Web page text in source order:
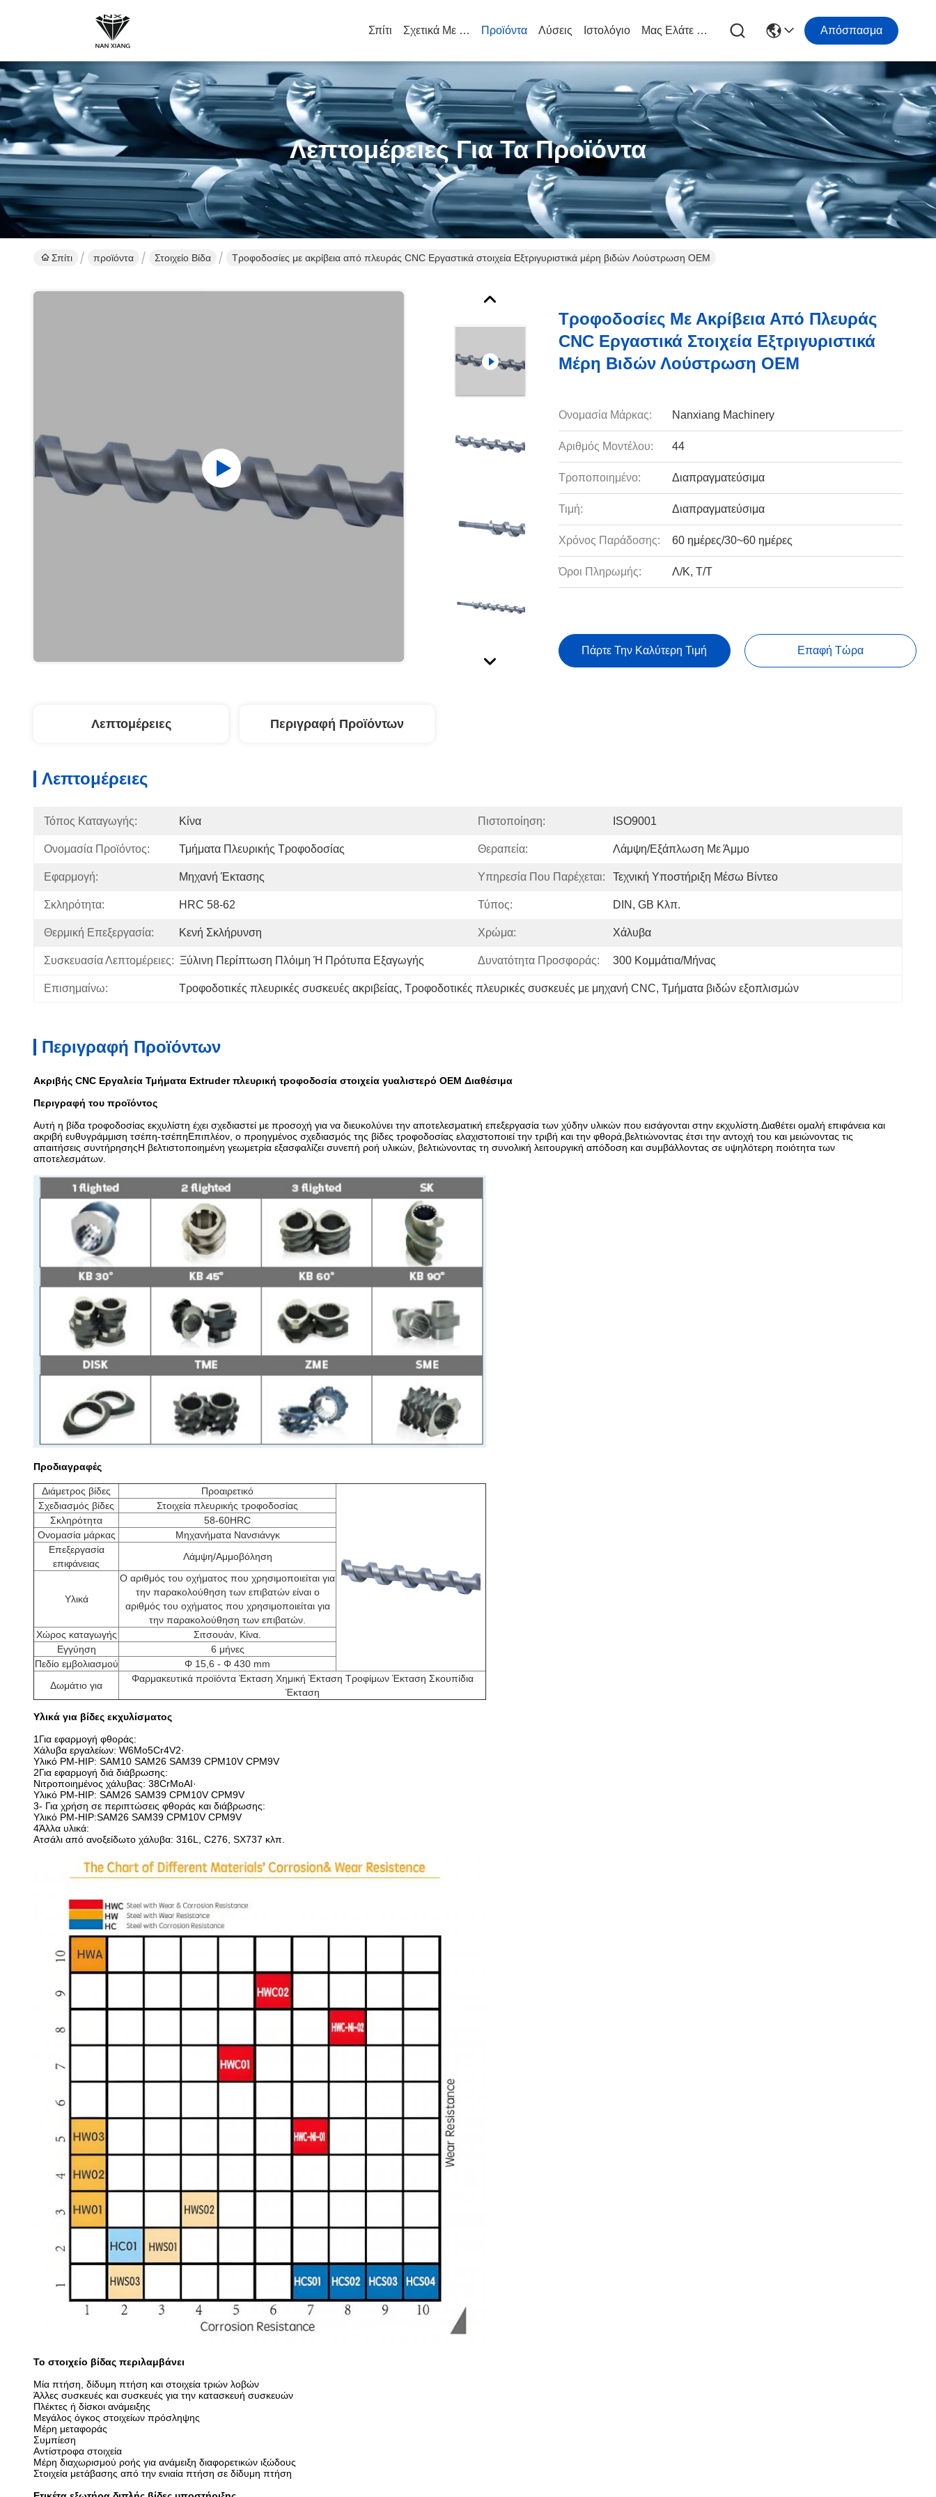
Σπίτι Σχετικά Με Εμάς Προϊόντα Λύσεις Ιστολόγιο Μας Ελάτε Σε Επαφή Με Απόσπασμα
Λεπτομέρειες Για Τα Προϊόντα
Σπίτι προϊόντα Στοιχείο Βίδα Τροφοδοσίες με ακρίβεια από πλευράς CNC Εργαστικά στοιχεία Εξτριγυριστικά μέρη βιδών Λούστρωση OEM
Τροφοδοσίες Με Ακρίβεια Από Πλευράς
CNC Εργαστικά Στοιχεία Εξτριγυριστικά
Μέρη Βιδών Λούστρωση OEM
Ονομασία Μάρκας: Nanxiang Machinery
Αριθμός Μοντέλου: 44
Τροποποιημένο: Διαπραγματεύσιμα
Τιμή: Διαπραγματεύσιμα
Χρόνος Παράδοσης: 60 ημέρες/30~60 ημέρες
Όροι Πληρωμής: Λ/Κ, Τ/Τ
Πάρτε Την Καλύτερη Τιμή Επαφή Τώρα
Λεπτομέρειες Περιγραφή Προϊόντων
Λεπτομέρειες
Τόπος Καταγωγής: Κίνα Πιστοποίηση: ISO9001
Ονομασία Προϊόντος: Τμήματα Πλευρικής Τροφοδοσίας Θεραπεία: Λάμψη/εξάπλωση Με Άμμο
Εφαρμογή: Μηχανή Έκτασης Υπηρεσία Που Παρέχεται: Τεχνική Υποστήριξη Μέσω Βίντεο
Σκληρότητα: HRC 58-62 Τύπος: DIN, GB Κλπ.
Θερμική Επεξεργασία: Κενή Σκλήρυνση Χρώμα: Χάλυβα
Συσκευασία Λεπτομέρειες: Ξύλινη Περίπτωση Πλόιμη Ή Πρότυπα Εξαγωγής Δυνατότητα Προσφοράς: 300 Κομμάτια/μήνας
Επισημαίνω: Τροφοδοτικές πλευρικές συσκευές ακριβείας, Τροφοδοτικές πλευρικές συσκευές με μηχανή CNC, Τμήματα βιδών εξοπλισμών
Περιγραφή Προϊόντων
Ακριβής CNC Εργαλεία Τμήματα Extruder πλευρική τροφοδοσία στοιχεία γυαλιστερό OEM Διαθέσιμα
Περιγραφή του προϊόντος
Αυτή η βίδα τροφοδοσίας εκχυλίστη έχει σχεδιαστεί με προσοχή για να διευκολύνει την αποτελεσματική επεξεργασία των χύδην υλικών που εισάγονται στην εκχυλίστη.Διαθέτει ομαλή επιφάνεια και
ακριβή ευθυγράμμιση τσέπη-τσέπηΕπιπλέον, ο προηγμένος σχεδιασμός της βίδες τροφοδοσίας ελαχιστοποιεί την τριβή και την φθορά,βελτιώνοντας έτσι την αντοχή του και μειώνοντας τις
απαιτήσεις συντήρησηςΗ βελτιστοποιημένη γεωμετρία εξασφαλίζει συνεπή ροή υλικών, βελτιώνοντας τη συνολική λειτουργική απόδοση και συμβάλλοντας σε υψηλότερη ποιότητα των
αποτελεσμάτων.
Προδιαγραφές
Διάμετρος βίδες
Προαιρετικό
Σχεδιασμός βίδες
Στοιχεία πλευρικής τροφοδοσίας
Σκληρότητα
58-60HRC
Ονομασία μάρκας
Μηχανήματα Νανσιάνγκ
Επεξεργασία
επιφάνειας
Λάμψη/Αμμοβόληση
Υλικά
Ο αριθμός του οχήματος που χρησιμοποιείται για
την παρακολούθηση των επιβατών είναι ο
αριθμός του οχήματος που χρησιμοποιείται για
την παρακολούθηση των επιβατών.
Χώρος καταγωγής
Σιτσουάν, Κίνα.
Εγγύηση
6 μήνες
Πεδίο εμβολιασμού
Φ 15,6 - Φ 430 mm
Δωμάτιο για
Φαρμακευτικά προϊόντα Έκταση Χημική Έκταση Τροφίμων Έκταση Σκουπίδια
Έκταση
Υλικά για βίδες εκχυλίσματος
1Για εφαρμογή φθοράς:
Χάλυβα εργαλείων: W6Mo5Cr4V2·
Υλικό PM-HIP: SAM10 SAM26 SAM39 CPM10V CPM9V
2Για εφαρμογή διά διάβρωσης:
Νιτροποιημένος χάλυβας: 38CrMoAI·
Υλικό PM-HIP: SAM26 SAM39 CPM10V CPM9V
3- Για χρήση σε περιπτώσεις φθοράς και διάβρωσης:
Υλικό PM-HIP:SAM26 SAM39 CPM10V CPM9V
4Άλλα υλικά:
Ατσάλι από ανοξείδωτο χάλυβα: 316L, C276, SX737 κλπ.
Το στοιχείο βίδας περιλαμβάνει
Μία πτήση, δίδυμη πτήση και στοιχεία τριών λοβών
Άλλες συσκευές και συσκευές για την κατασκευή συσκευών
Πλέκτες ή δίσκοι ανάμειξης
Μεγάλος όγκος στοιχείων πρόσληψης
Μέρη μεταφοράς
Συμπίεση
Αντίστροφα στοιχεία
Μέρη διαχωρισμού ροής για ανάμειξη διαφορετικών ιξώδους
Στοιχεία μετάβασης από την ενιαία πτήση σε δίδυμη πτήση